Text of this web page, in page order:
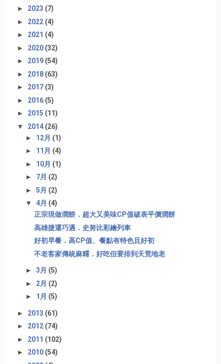
► 2023 (7)
► 2022 (4)
► 2021 (4)
► 2020 (32)
► 2019 (54)
► 2018 (63)
► 2017 (3)
► 2016 (5)
► 2015 (11)
▼ 2014 (26)
► 12月 (1)
► 11月 (4)
► 10月 (1)
► 7月 (2)
► 5月 (2)
▼ 4月 (4)
正宗現做潤餅．超大又美味CP值破表平價潤餅
高雄捷運巧遇．史努比彩繪列車
好初早餐．高CP值、餐點有特色且好初
不老客家傳統麻糬．好吃但要排到天荒地老
► 3月 (5)
► 2月 (2)
► 1月 (5)
► 2013 (61)
► 2012 (74)
► 2011 (102)
► 2010 (54)